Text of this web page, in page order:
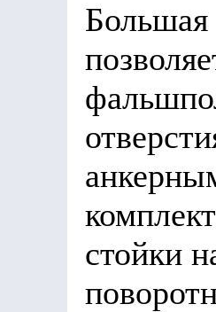
стойки